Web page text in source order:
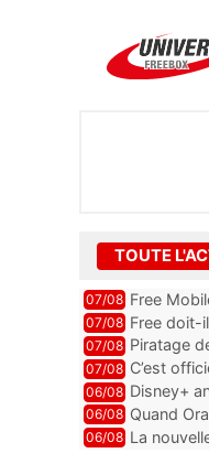
TOUTE
07/08 Free
des
07/08 Free doit-
07/08 Piratage
auraient
07/08 C’est
Vision 2
06/08 Disney+
06/08 Quand
06/08 La